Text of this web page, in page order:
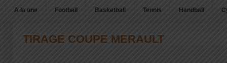
A la une Football Basketball Tennis Handball
TIRAGE COUPE MERAULT